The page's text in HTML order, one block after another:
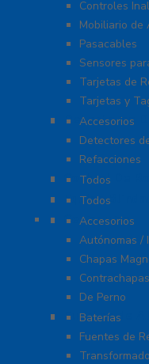
Controles
Mobiliario de
Pasacables
Sensores
Tarjetas de
Tarjetas y
Detectores
Accesorios
Detectores
Refacciones
Control De
Todos
Equipo
Todos
Cerraduras
Accesorios
Autónomas /
Chapas
Contrachapas
De Perno
Fuentes de
Baterías
Fuentes de